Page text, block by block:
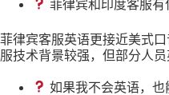
菲律宾和印度客服有
菲律宾客服英语更接近美式
服技术背景较强，但部分人员
如果我不会英语，